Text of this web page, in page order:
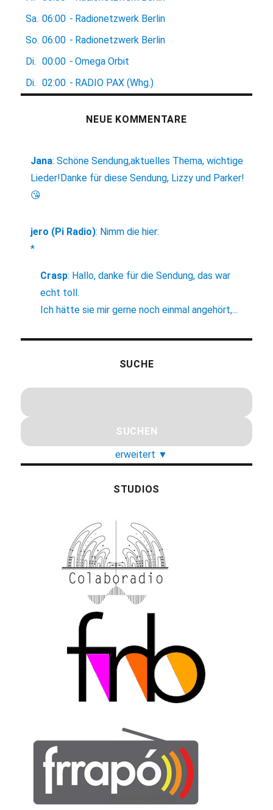
Sa. 06:00 - Radionetzwerk Berlin
So. 06:00 - Radionetzwerk Berlin
Di.
00:00 - Omega Orbit
Di.
02:00 - RADIO PAX (Whg.)
NEUE KOMMENTARE
Jana:Schöne Sendung,aktuelles Thema, wichtige
Lieder!Danke für diese Sendung, Lizzy und Parker!
😘
jero (Pi Radio): Nimm die hier:
*
Crasp: Hallo, danke für die Sendung, das war
echt toll.
Ich hätte sie mir gerne noch einmal angehört,...
SUCHE
erweitert ▼
STUDIOS